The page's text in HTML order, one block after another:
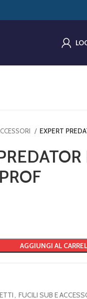
EXPERT
AGGIUNGI AL
, FUCILI SUB E